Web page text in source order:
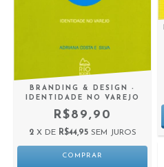
BRANDING & DESIGN -
IDENTIDADE NO VAREJO
R$89,90
2 X DE R$44,95 SEM JUROS